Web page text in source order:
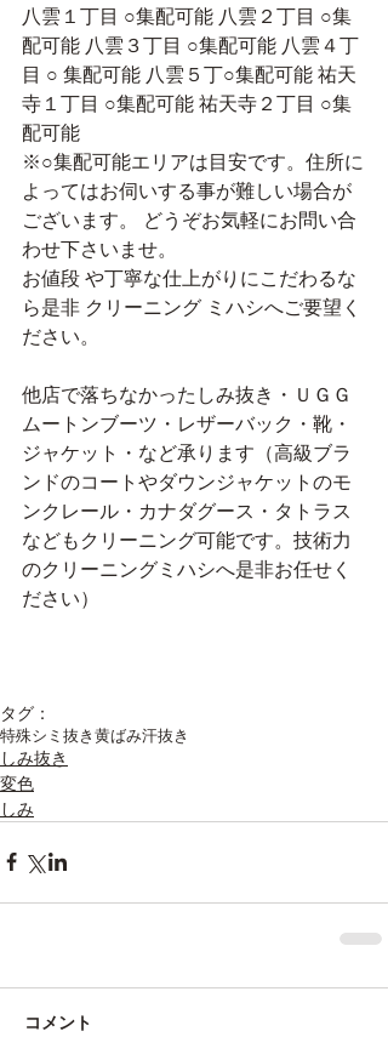
八雲１丁目 ○集配可能 八雲２丁目 ○集
配可能 八雲３丁目 ○集配可能 八雲４丁
目 ○ 集配可能 八雲５丁○集配可能 祐天
寺１丁目 ○集配可能 祐天寺２丁目 ○集
配可能
※○集配可能エリアは目安です。住所に
よってはお伺いする事が難しい場合が
ございます。 どうぞお気軽にお問い合
わせ下さいませ。
お値段 や丁寧な仕上がりにこだわるな
ら是非 クリーニング ミハシへご要望く
ださい。
他店で落ちなかったしみ抜き・ＵＧＧ
ムートンブーツ・レザーバック・靴・
ジャケット・など承ります（高級ブラ
ンドのコートやダウンジャケットのモ
ンクレール・カナダグース・タトラス
などもクリーニング可能です。技術力
のクリーニングミハシへ是非お任せく
ださい）
タグ：
特殊シミ抜き黄ばみ汗抜き
しみ抜き
変色
しみ
コメント